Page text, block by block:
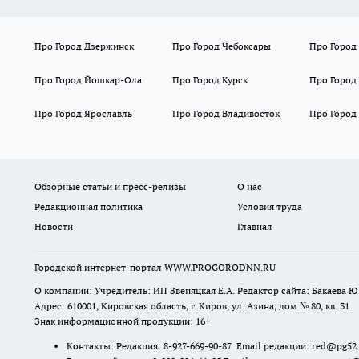
Про Город Дзержинск Про Город Чебоксары Про Город
Про Город Йошкар-Ола Про Город Курск Про
Про Город Ярославль Про Город Владивосток Про Город
Обзорные статьи и пресс-релизы О нас
Редакционная политика
Условия труда
Новости
Главная
Городской интернет-портал WWW.PROGORODNN.RU
О компании: Учредитель: ИП Звеняцкая Е.А. Редактор сайта: Бакаева
Адрес: 610001, Кировская область, г. Киров, ул. Азина, дом № 80, кв. 31
Знак информационной продукции: 16+
Контакты: Редакция: 8-927-669-90-87 Email редакции: